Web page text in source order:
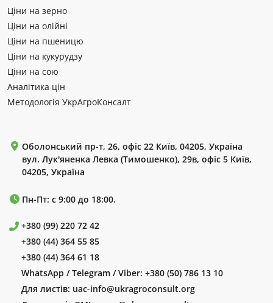
Ціни на зерно
Ціни на олійні
Ціни на пшеницю
Ціни на кукурудзу
Ціни на сою
Аналітика цін
Методологія УкрАгроКонсалт
Оболонський пр-т, 26, офіс 22 Київ, 04205, Україна
вул. Лук'яненка Левка (Тимошенко), 29в, офіс 5 Київ,
04205, Україна
Пн-Пт: с 9:00 до 18:00.
+380 (99) 220 72 42
+380 (44) 364 55 85
+380 (44) 364 61 18
WhatsApp / Telegram / Viber: +380 (50) 786 13 10
Для листів: uac-info@ukragroconsult.org